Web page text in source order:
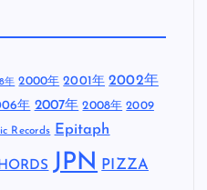
年 2000年 2001年 2002年
年 2007年 2008年 2009
Records Epitaph
JPN PIZZA